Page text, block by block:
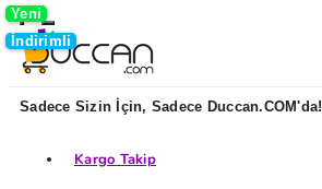
Sadece Sizin İçin, Sadece Duccan.COM'da!
Kargo Takip
Yeni
İndirimli
Yeni
İndirimli